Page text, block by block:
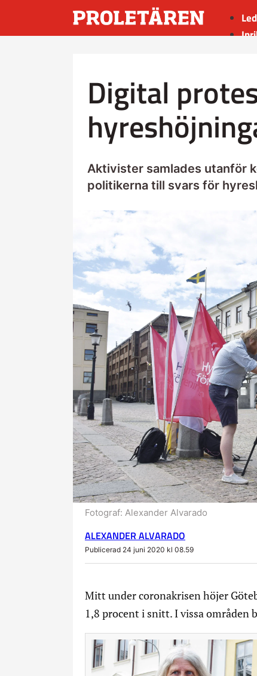
Digital
Aktivister samlades utanför
politikerna till svars för
Fotograf: Alexander Alvarado
ALEXANDER ALVARADO
Publicerad 24 juni 2020 kl 08.59
Mitt under coronakrisen höjer
1,8 procent i snitt. I vissa områden